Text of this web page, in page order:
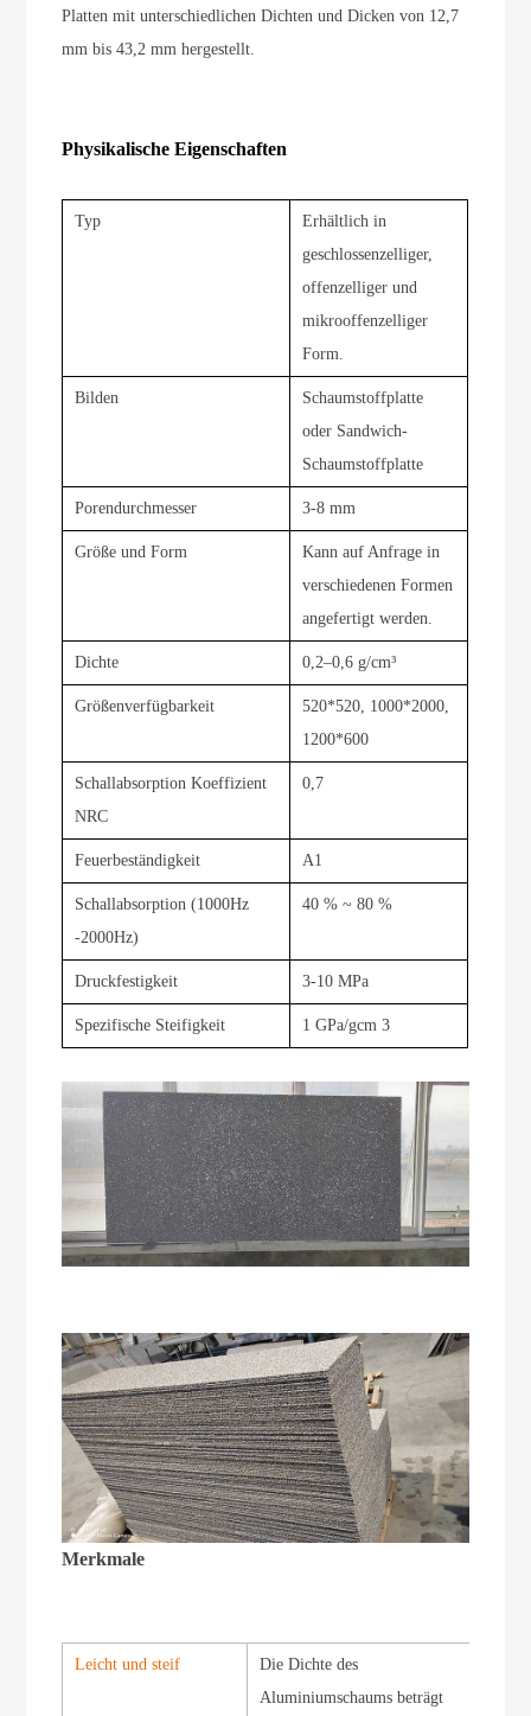
Platten mit unterschiedlichen Dichten und Dicken von 12,7
mm bis 43,2 mm hergestellt.
Physikalische Eigenschaften
Typ
Erhältlich in
geschlossenzelliger,
offenzelliger und
mikrooffenzelliger
Form.
Bilden
Schaumstoffplatte
oder Sandwich-
Schaumstoffplatte
Porendurchmesser 3-8 mm
Größe und Form
Kann auf Anfrage in
verschiedenen Formen
angefertigt werden.
Dichte 0,2–0,6 g/cm³
Größenverfügbarkeit
520*520, 1000*2000,
1200*600
Schallabsorption Koeffizient
NRC
0,7
Feuerbeständigkeit A1
Schallabsorption (1000Hz
-2000Hz)
40 % ~ 80 %
Druckfestigkeit 3-10 MPa
Spezifische Steifigkeit 1 GPa/gcm 3
Merkmale
Leicht und steif
Die Dichte des
Aluminiumschaums beträgt